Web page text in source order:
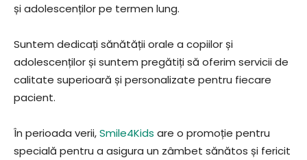
și adolescenților pe termen lung.
Suntem dedicați sănătății orale a copiilor și
adolescenților și suntem pregătiți să oferim servicii de
calitate superioară și personalizate pentru fiecare
pacient.
În perioada verii,Smile4Kids are o promoție pentru
specială pentru a asigura un zâmbet sănătos și fericit